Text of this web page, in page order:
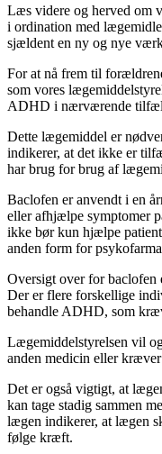
Læs videre og herved om
i ordination med
sjældent en ny og nye
For at nå frem til
som vores
ADHD i nærværende
Dette lægemiddel er
indikerer, at det ikke er
har brug for brug af
Baclofen er anvendt i en
eller afhjælpe symptomer
ikke bør kun hjælpe
anden form for
Oversigt over for baclofen
Der er flere forskellige
behandle ADHD, som
Lægemiddelstyrelsen vil
anden medicin eller
Det er også vigtigt, at
kan tage stadig sammen
lægen indikerer, at lægen
følge kræft.